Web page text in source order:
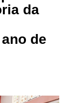
da
de